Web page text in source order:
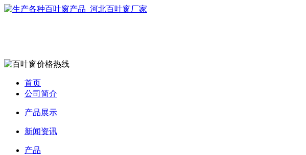
首页
公司简介
产品展示
新闻资讯
产品